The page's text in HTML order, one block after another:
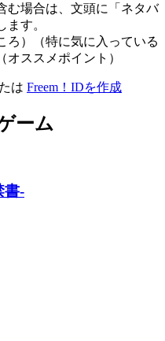
む場合は、文頭に「ネタバ
す。
ろ）（特に気に入っている
ススメポイント）
は Freem！IDを作成
ーム
書-